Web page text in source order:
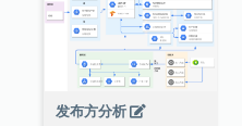
发布方分析